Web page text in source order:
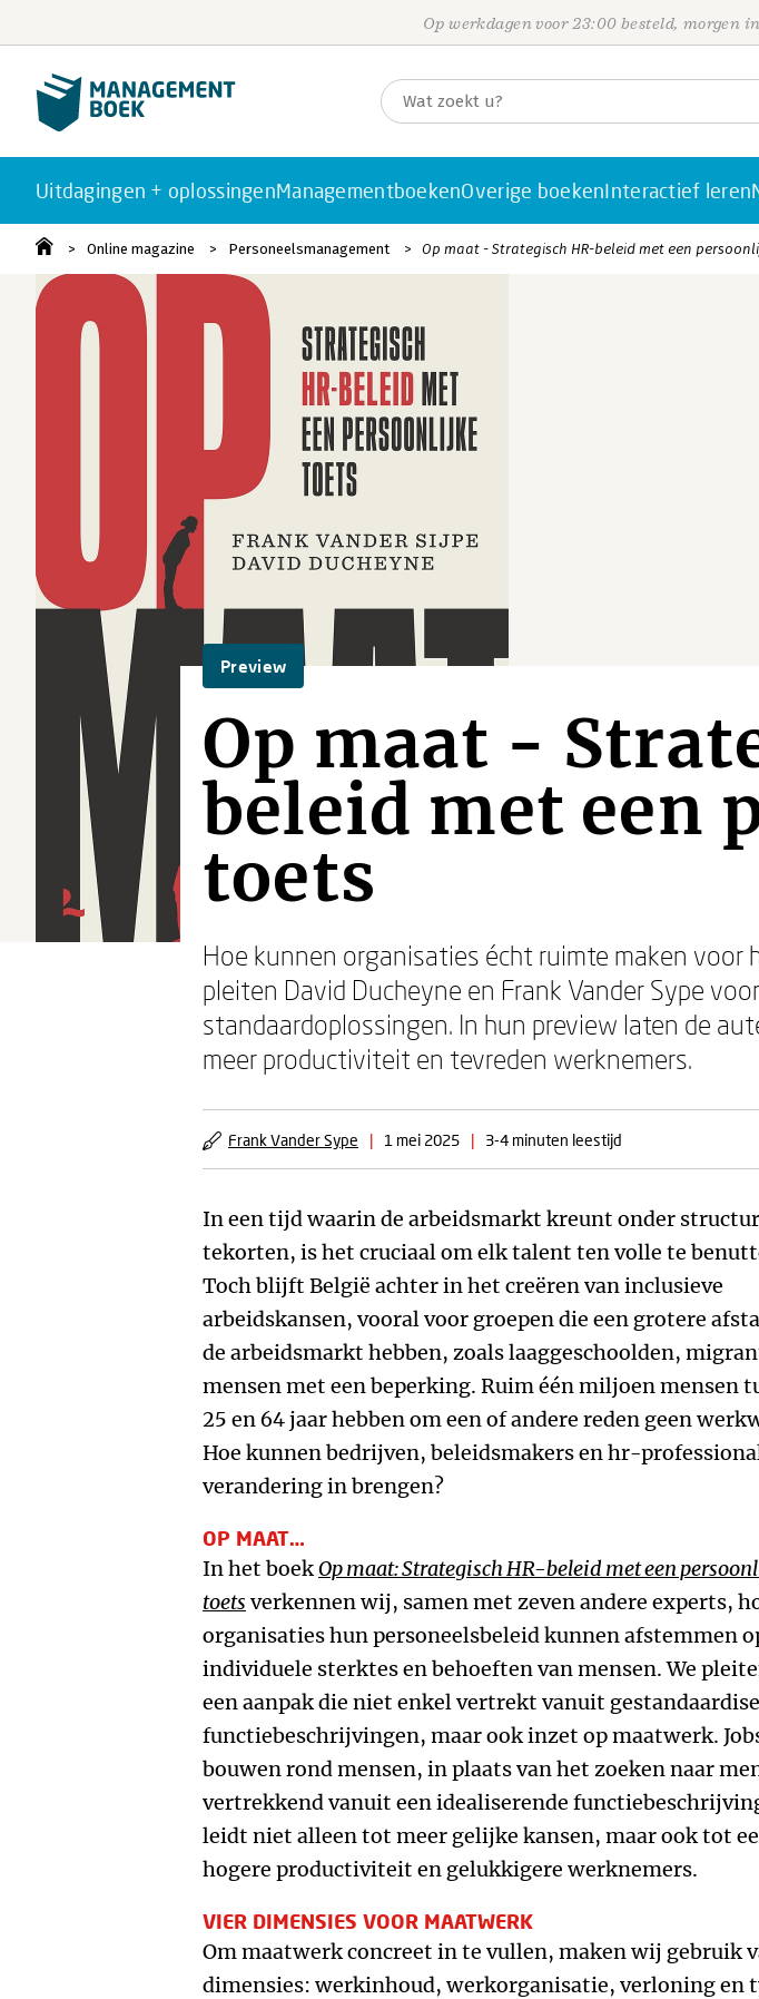
Op werkdagen voor 23:00 besteld, morgen
Uitdagingen + oplossingenManagementboekenOverige boekenInteractief leren
Online magazine Personeelsmanagement Op maat - Strategisch HR-beleid met een
Preview
Op maat -
beleid met een
toets
Hoe kunnen organisaties écht ruimte maken voor
pleiten David Ducheyne en Frank Vander Sype
standaardoplossingen. In hun preview laten de
meer productiviteit en tevreden werknemers.
Frank Vander Sype | 1 mei 2025 | 3-4 minuten leestijd
In een tijd waarin de arbeidsmarkt kreunt onder
tekorten, is het cruciaal om elk talent ten volle te
Toch blijft België achter in het creëren van inclusieve
arbeidskansen, vooral voor groepen die een grotere
de arbeidsmarkt hebben, zoals laaggeschoolden,
mensen met een beperking. Ruim één miljoen mensen
25 en 64 jaar hebben om een of andere reden geen
Hoe kunnen bedrijven, beleidsmakers en hr-
verandering in brengen?
OP MAAT…
In het boekOp maat: Strategisch HR-beleid met een
toets verkennen wij, samen met zeven andere experts,
organisaties hun personeelsbeleid kunnen afstemmen
individuele sterktes en behoeften van mensen. We
een aanpak die niet enkel vertrekt vanuit
functiebeschrijvingen, maar ook inzet op maatwerk.
bouwen rond mensen, in plaats van het zoeken naar
vertrekkend vanuit een idealiserende
leidt niet alleen tot meer gelijke kansen, maar ook tot
hogere productiviteit en gelukkigere werknemers.
VIER DIMENSIES VOOR MAATWERK
Om maatwerk concreet in te vullen, maken wij gebruik
dimensies: werkinhoud, werkorganisatie, verloning en